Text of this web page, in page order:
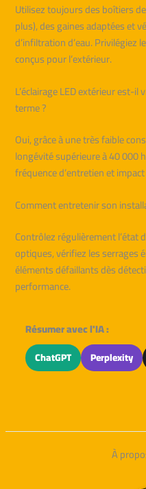
Utilisez toujours des boîtiers
plus), des gaines adaptées et
d’infiltration d’eau. Privilégiez
conçus pour l’extérieur.
L’éclairage LED extérieur est-
terme ?
Oui, grâce à une très faible
longévité supérieure à 40 000
fréquence d’entretien et
Comment entretenir son
Contrôlez régulièrement l’état
optiques, vérifiez les serrages
éléments défaillants dès
performance.
Résumer avec l'IA :
ChatGPT Perplexity
À